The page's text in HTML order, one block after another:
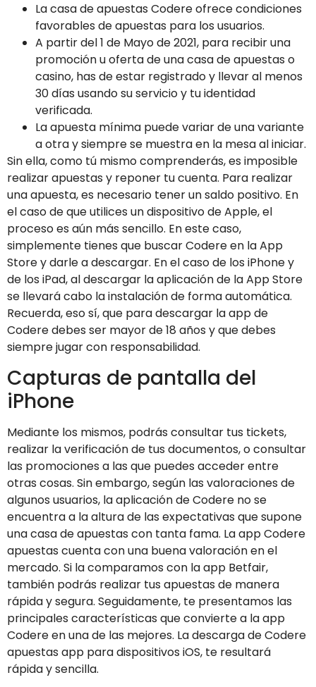
La casa de apuestas Codere ofrece condiciones
favorables de apuestas para los usuarios.
A partir del 1 de Mayo de 2021, para recibir una
promoción u oferta de una casa de apuestas o
casino, has de estar registrado y llevar al menos
30 días usando su servicio y tu identidad
verificada.
La apuesta mínima puede variar de una variante
a otra y siempre se muestra en la mesa al iniciar.
Sin ella, como tú mismo comprenderás, es imposible
realizar apuestas y reponer tu cuenta. Para realizar
una apuesta, es necesario tener un saldo positivo. En
el caso de que utilices un dispositivo de Apple, el
proceso es aún más sencillo. En este caso,
simplemente tienes que buscar Codere en la App
Store y darle a descargar. En el caso de los iPhone y
de los iPad, al descargar la aplicación de la App Store
se llevará cabo la instalación de forma automática.
Recuerda, eso sí, que para descargar la app de
Codere debes ser mayor de 18 años y que debes
siempre jugar con responsabilidad.
Capturas de pantalla del
iPhone
Mediante los mismos, podrás consultar tus tickets,
realizar la verificación de tus documentos, o consultar
las promociones a las que puedes acceder entre
otras cosas. Sin embargo, según las valoraciones de
algunos usuarios, la aplicación de Codere no se
encuentra a la altura de las expectativas que supone
una casa de apuestas con tanta fama. La app Codere
apuestas cuenta con una buena valoración en el
mercado. Si la comparamos con la app Betfair,
también podrás realizar tus apuestas de manera
rápida y segura. Seguidamente, te presentamos las
principales características que convierte a la app
Codere en una de las mejores. La descarga de Codere
apuestas app para dispositivos iOS, te resultará
rápida y sencilla.